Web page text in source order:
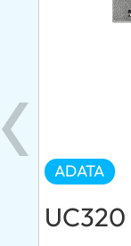
ADATA
UC320